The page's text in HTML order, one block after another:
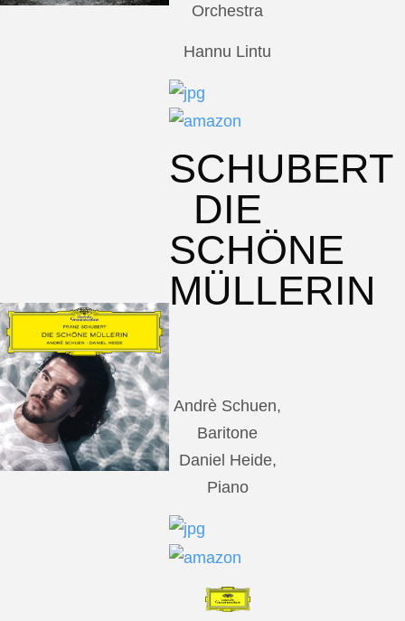
Orchestra
Hannu Lintu
SCHUBERT
DIE
SCHÖNE
MÜLLERIN
Andrè Schuen,
Baritone
Daniel Heide,
Piano